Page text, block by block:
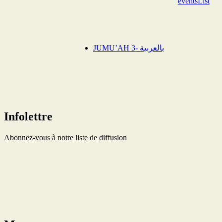
JUMU’AH 3- بالعربية
Infolettre
Abonnez-vous à notre liste de diffusion